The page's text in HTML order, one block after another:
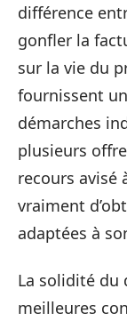
différence
gonfler la
sur la vie du
fournissent
démarches
plusieurs
recours avisé
vraiment
adaptées à
La solidité du
meilleures